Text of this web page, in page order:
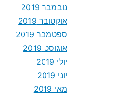
נובמבר 2019
אוקטובר 2019
ספטמבר 2019
אוגוסט 2019
יולי 2019
יוני 2019
מאי 2019